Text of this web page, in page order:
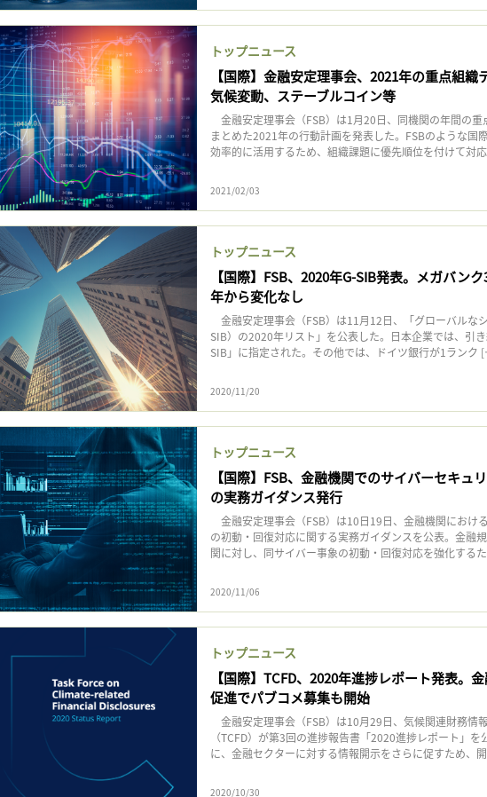
トップニュース
【国際】金融安定理事会、2021年の重点組織
気候変動、ステーブルコイン等
金融安定理事会（FSB）は1月20日、同機関の年間の重
まとめた2021年の行動計画を発表した。FSBのような国
効率的に活用するため、組織課題に優先順位を付けて対
2021/02/03
トップニュース
【国際】FSB、2020年G-SIB発表。メガバン
年から変化なし
金融安定理事会（FSB）は11月12日、「グローバルな
SIB）の2020年リスト」を公表した。日本企業では、引
SIB」に指定された。その他では、ドイツ銀行が1ランク
2020/11/20
トップニュース
【国際】FSB、金融機関でのサイバーセキュ
の実務ガイダンス発行
金融安定理事会（FSB）は10日19日、金融機関におけ
の初動・回復対応に関する実務ガイダンスを公表。金融
関に対し、同サイバー事象の初動・回復対応を強化する
2020/11/06
トップニュース
【国際】TCFD、2020年進捗レポート発表。
促進でパブコメ募集も開始
金融安定理事会（FSB）は10月29日、気候関連財務情
（TCFD）が第3回の進捗報告書「2020進捗レポート」
に、金融セクターに対する情報開示をさらに促すため、
2020/10/30